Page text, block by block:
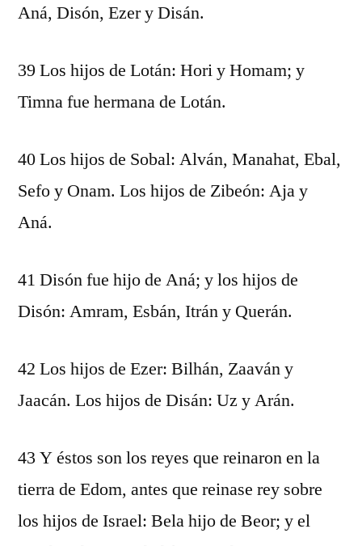
Aná, Disón, Ezer y Disán.
39 Los hijos de Lotán: Hori y Homam; y
Timna fue hermana de Lotán.
40 Los hijos de Sobal: Alván, Manahat, Ebal,
Sefo y Onam. Los hijos de Zibeón: Aja y
Aná.
41 Disón fue hijo de Aná; y los hijos de
Disón: Amram, Esbán, Itrán y Querán.
42 Los hijos de Ezer: Bilhán, Zaaván y
Jaacán. Los hijos de Disán: Uz y Arán.
43 Y éstos son los reyes que reinaron en la
tierra de Edom, antes que reinase rey sobre
los hijos de Israel: Bela hijo de Beor; y el